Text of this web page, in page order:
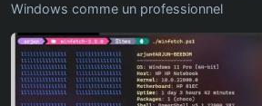
Windows comme un professionnel